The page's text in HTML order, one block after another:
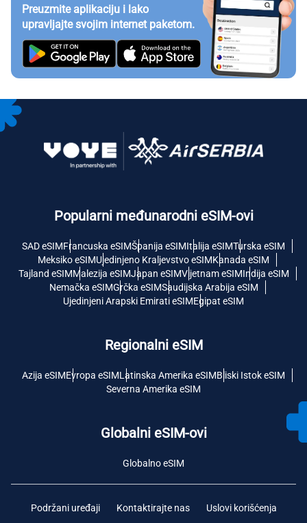
Preuzmite aplikaciju i lako
upravljajte svojim internet paketom.
Popularni međunarodni eSIM-ovi
SAD eSIMFrancuska eSIMŠpanija eSIMItalija eSIMTurska eSIM
Meksiko eSIMUjedinjeno Kraljevstvo eSIMKanada eSIM
Tajland eSIMMalezija eSIMJapan eSIMVijetnam eSIMIndija eSIM
Nemačka eSIMGrčka eSIMSaudijska Arabija eSIM
Ujedinjeni Arapski Emirati eSIMEgipat eSIM
Regionalni eSIM
Azija eSIMEvropa eSIMLatinska Amerika eSIMBliski Istok eSIM
Severna Amerika eSIM
Globalni eSIM-ovi
Globalno eSIM
Podržani uređaji Kontaktirajte nas Uslovi korišćenja